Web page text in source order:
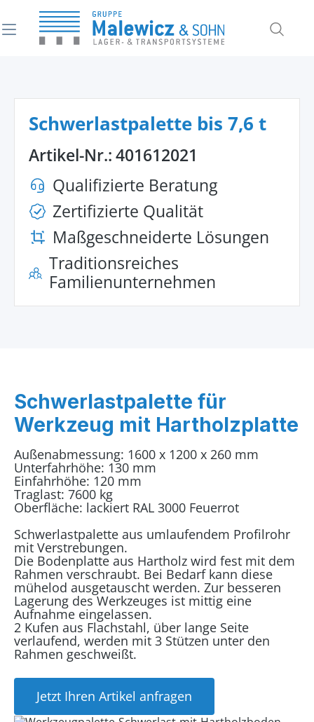
springen
Schwerlastpalette bis 7,6 t
Artikel-Nr.:401612021
Qualifizierte Beratung
Zertifizierte Qualität
Maßgeschneiderte Lösungen
Traditionsreiches
Familienunternehmen
Schwerlastpalette für
Werkzeug mit Hartholzplatte
Außenabmessung: 1600 x 1200 x 260 mm
Unterfahrhöhe: 130 mm
Einfahrhöhe: 120 mm
Traglast: 7600 kg
Oberfläche: lackiert RAL 3000 Feuerrot
Schwerlastpalette aus umlaufendem Profilrohr
mit Verstrebungen.
Die Bodenplatte aus Hartholz wird fest mit dem
Rahmen verschraubt. Bei Bedarf kann diese
mühelod ausgetauscht werden. Zur besseren
Lagerung des Werkzeuges ist mittig eine
Aufnahme eingelassen.
2 Kufen aus Flachstahl, über lange Seite
verlaufend, werden mit 3 Stützen unter den
Rahmen geschweißt.
Jetzt Ihren Artikel anfragen